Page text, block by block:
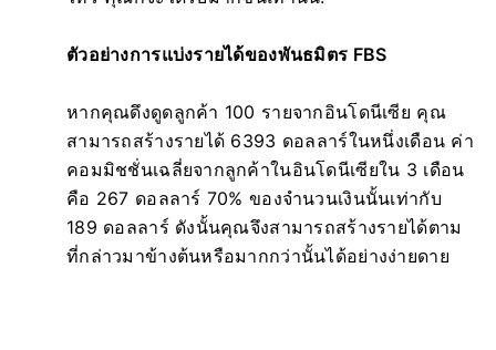
ตัวอย่างการแบ่งรายได้ของพันธมิตร FBS
หากคุณดึงดูดลูกค้า 100 รายจากอินโดนีเซีย คุณ
สามารถสร้างรายได้ 6393 ดอลลาร์ในหนึ่งเดือน ค่า
คอมมิชชั่นเฉลี่ยจากลูกค้าในอินโดนีเซียใน 3 เดือน
คือ 267 ดอลลาร์ 70% ของจำนวนเงินนั้นเท่ากับ
189 ดอลลาร์ ดังนั้นคุณจึงสามารถสร้างรายได้ตาม
ที่กล่าวมาข้างต้นหรือมากกว่านั้นได้อย่างง่ายดาย